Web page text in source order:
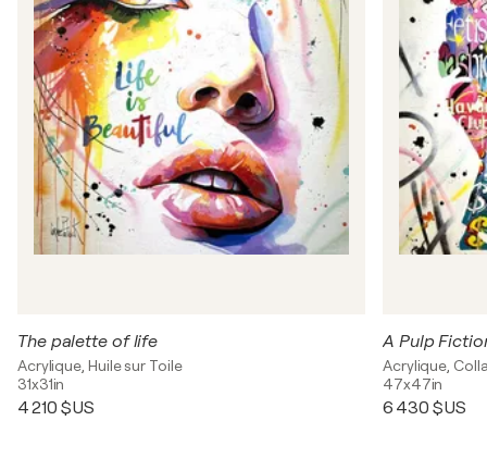
The palette of life
Acrylique, Huile sur Toile
31x31in
4 210 $US
A Pulp
Acrylique,
47x47in
6 430 $US